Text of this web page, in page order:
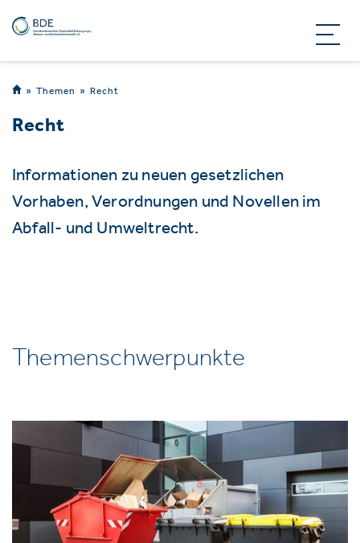
Themen Recht
Recht
Informationen zu neuen gesetzlichen
Vorhaben, Verordnungen und Novellen im
Abfall- und Umweltrecht.
Themenschwerpunkte